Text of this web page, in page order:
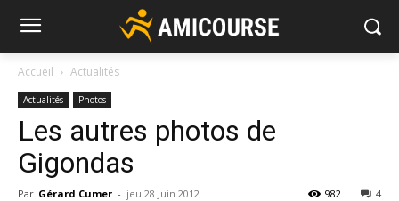
Accueil Actualités
Actualités Photos
Les autres photos de
Gigondas
Par Gérard Cumer - jeu 28 Juin 2012 4
982